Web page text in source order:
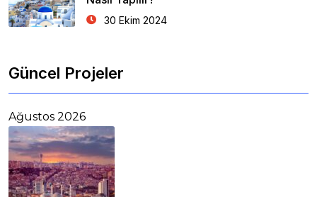
30 Ekim 2024
Güncel Projeler
Ağustos 2026